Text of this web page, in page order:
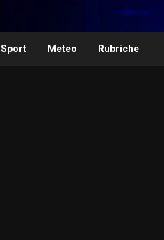
Sport Meteo Rubriche